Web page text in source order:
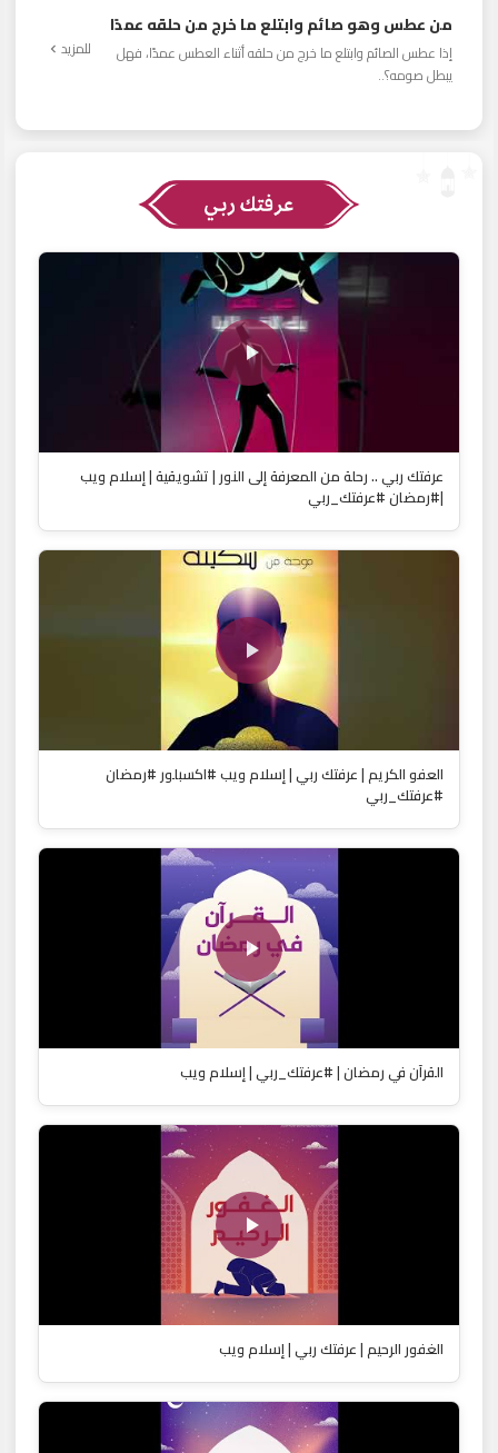
من عطس وهو صائم وابتلع ما خرج من حلقه عمدًا
إذا عطس الصائم وابتلع ما خرج من حلقه أثناء العطس عمدًا، فهل
يبطل صومه؟..
للمزيد
عرفتك ربي .. رحلة من المعرفة إلى النور | تشويقية | إسلام ويب
|#رمضان #عرفتك_ربي
العفو الكريم | عرفتك ربي | إسلام ويب #اكسبلور #رمضان
#عرفتك_ربي
القرآن في رمضان | #عرفتك_ربي | إسلام ويب
الغفور الرحيم | عرفتك ربي | إسلام ويب